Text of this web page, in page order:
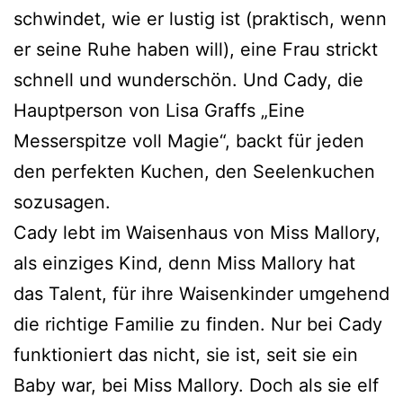
schwin­det, wie er lus­tig ist (prak­tisch, wenn
er sei­ne Ruhe haben will), eine Frau strickt
schnell und wun­der­schön. Und Cady, die
Hauptperson von Lisa Graffs „Eine
Messerspitze voll Magie“, backt für jeden
den per­fek­ten Kuchen, den Seelenkuchen
sozusagen.
Cady lebt im Waisenhaus von Miss Mallory,
als ein­zi­ges Kind, denn Miss Mallory hat
das Talent, für ihre Waisenkinder umge­hend
die rich­ti­ge Familie zu fin­den. Nur bei Cady
funk­tio­niert das nicht, sie ist, seit sie ein
Baby war, bei Miss Mallory. Doch als sie elf